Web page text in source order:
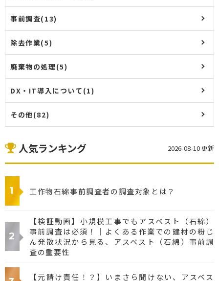
事前調査(13)
除去作業(5)
廃棄物の処理(5)
DX・IT導入について(1)
その他(82)
人気ランキング 2026-08-10 更新
工作物石綿事前調査者の調査対象とは？
【検証動画】小規模工事でもアスベスト（石綿）
事前調査は必須！｜よくある作業での建材の粉じ
ん発散状況から見る、アスベスト（石綿）事前調
査の重要性
【元請け責任！？】いまさら聞けない、アスベス